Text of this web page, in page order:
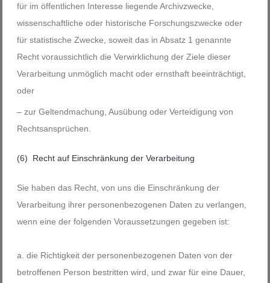
für im öffentlichen Interesse liegende Archivzwecke,
wissenschaftliche oder historische Forschungszwecke oder
für statistische Zwecke, soweit das in Absatz 1 genannte
Recht voraussichtlich die Verwirklichung der Ziele dieser
Verarbeitung unmöglich macht oder ernsthaft beeinträchtigt,
oder
– zur Geltendmachung, Ausübung oder Verteidigung von
Rechtsansprüchen.
(6) Recht auf Einschränkung der Verarbeitung
Sie haben das Recht, von uns die Einschränkung der
Verarbeitung ihrer personenbezogenen Daten zu verlangen,
wenn eine der folgenden Voraussetzungen gegeben ist:
die Richtigkeit der personenbezogenen Daten von der
betroffenen Person bestritten wird, und zwar für eine Dauer,